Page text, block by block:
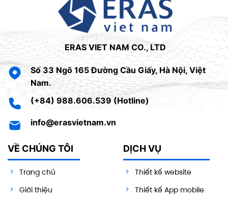
ERAS VIET NAM CO., LTD
Số 33 Ngõ 165 Đường Cầu Giấy, Hà Nội, Việt
Nam.
(+84) 988.606.539 (Hotline)
info@erasvietnam.vn
VỀ CHÚNG TÔI
Trang chủ
Giới thiệu
DỊCH VỤ
Thiết kế website
Thiết kế App mobile